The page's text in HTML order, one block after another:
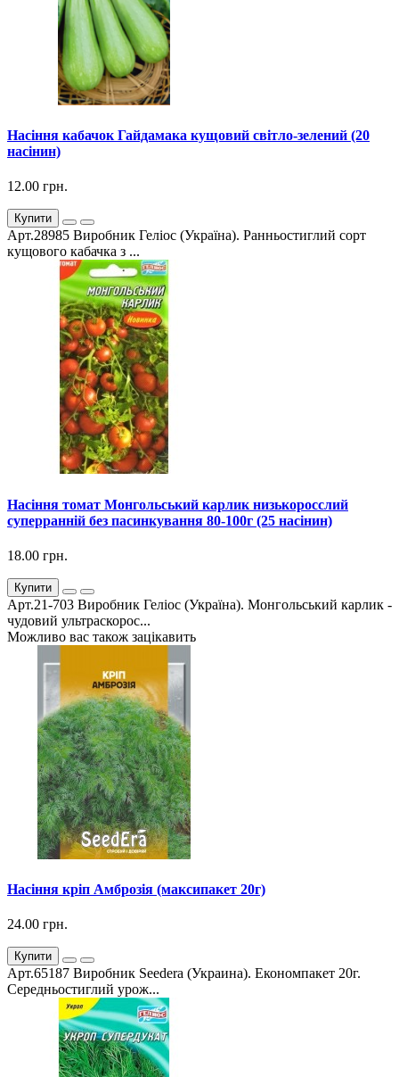
Насіння кабачок Гайдамака кущовий світло-зелений (20
насінин)
12.00 грн.
Купити
Арт.28985 Виробник Геліос (Україна). Ранньостиглий сорт
кущового кабачка з ...
Насіння томат Монгольський карлик низькоросслий
суперранній без пасинкування 80-100г (25 насінин)
18.00 грн.
Купити
Арт.21-703 Виробник Геліос (Україна). Монгольський карлик -
чудовий ультраскорос...
Можливо вас також зацікавить
Насіння кріп Амброзія (максипакет 20г)
24.00 грн.
Купити
Арт.65187 Виробник Seedera (Украина). Економпакет 20г.
Середньостиглий урож...